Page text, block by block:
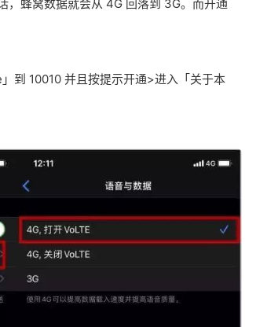
，蜂窝数据就会从 4G 回落到 3G。而开通
到 10010 并且按提示开通>进入「关于本